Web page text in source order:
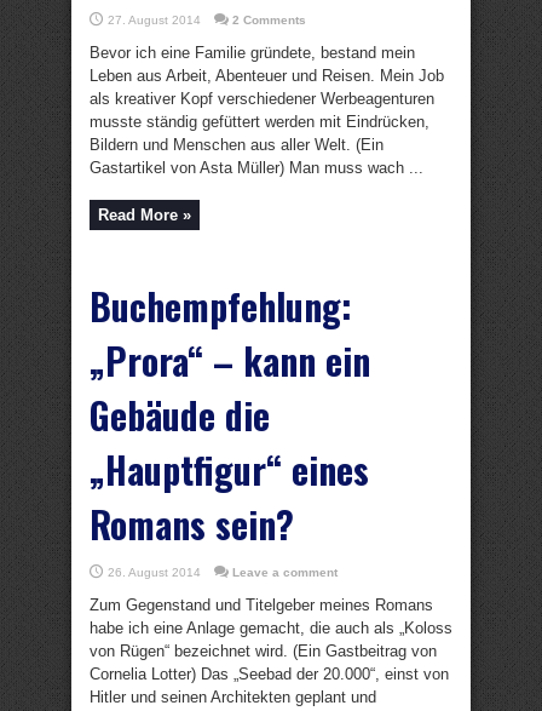
27. August 2014 2 Comments
Bevor ich eine Familie gründete, bestand mein
Leben aus Arbeit, Abenteuer und Reisen. Mein Job
als kreativer Kopf verschiedener Werbeagenturen
musste ständig gefüttert werden mit Eindrücken,
Bildern und Menschen aus aller Welt. (Ein
Gastartikel von Asta Müller) Man muss wach ...
Read More »
Buchempfehlung:
„Prora“ – kann ein
Gebäude die
„Hauptfigur“ eines
Romans sein?
26. August 2014 Leave a comment
Zum Gegenstand und Titelgeber meines Romans
habe ich eine Anlage gemacht, die auch als „Koloss
von Rügen“ bezeichnet wird. (Ein Gastbeitrag von
Cornelia Lotter) Das „Seebad der 20.000“, einst von
Hitler und seinen Architekten geplant und